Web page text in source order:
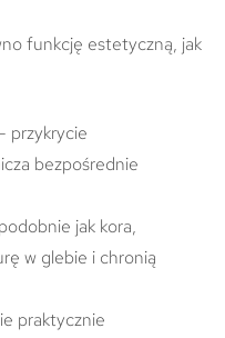
funkcję estetyczną, jak
przykrycie
bezpośrednie
jak kora,
w glebie i chronią
praktycznie